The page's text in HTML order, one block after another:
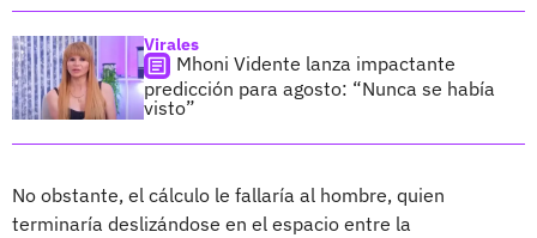
Virales
Mhoni Vidente lanza impactante
predicción para agosto: “Nunca se había
visto”
No obstante, el cálculo le fallaría al hombre, quien
terminaría deslizándose en el espacio entre la